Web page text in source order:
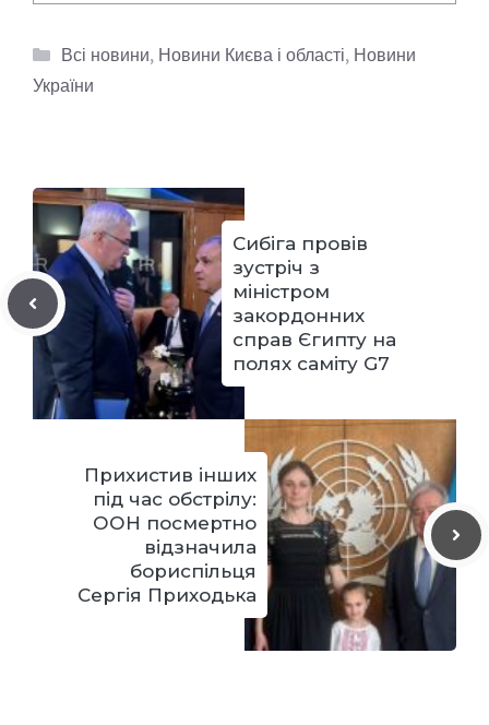
Категорії
Всі новини, Новини Києва і області, Новини
України
Сибіга провів
зустріч з
міністром
закордонних
справ Єгипту на
полях саміту G7
Прихистив інших
під час обстрілу:
ООН посмертно
відзначила
бориспільця
Сергія Приходька